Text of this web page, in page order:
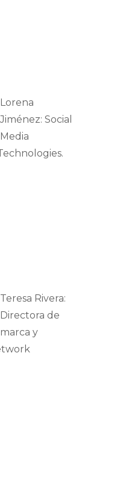
Lorena
Jiménez: Social
Media
Teresa Rivera:
Directora de
marca y